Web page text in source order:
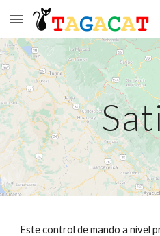
Skip to main content
Este control de mando a nivel